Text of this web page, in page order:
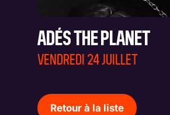
ADÉS THE PLANET
VENDREDI 24 JUILLET
Retour à la liste